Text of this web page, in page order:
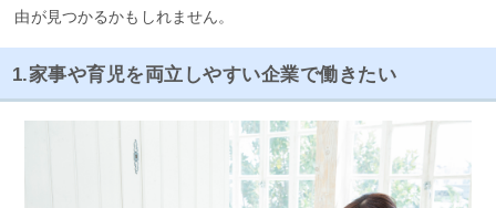
由が見つかるかもしれません。
1.家事や育児を両立しやすい企業で働きたい